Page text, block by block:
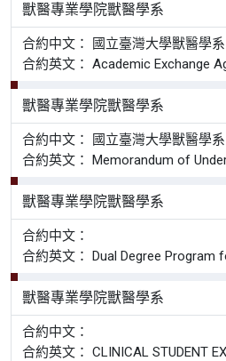
獸醫專業學院獸醫學系
合約中文： 國立臺灣大學獸醫學
合約英文： Academic Exchange
獸醫專業學院獸醫學系
合約中文： 國立臺灣大學獸醫學
合約英文： Memorandum of
獸醫專業學院獸醫學系
合約中文：
合約英文： Dual Degree Program
獸醫專業學院獸醫學系
合約中文：
合約英文： CLINICAL STUDENT